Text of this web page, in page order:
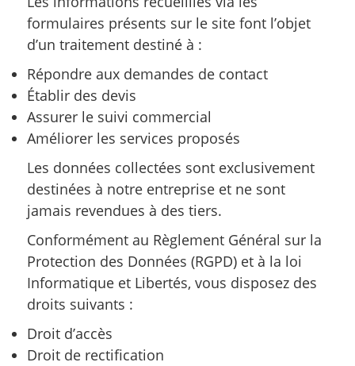
formulaires présents sur le site font l’objet
d’un traitement destiné à :
Répondre aux demandes de contact
Établir des devis
Assurer le suivi commercial
Améliorer les services proposés
Les données collectées sont exclusivement
destinées à notre entreprise et ne sont
jamais revendues à des tiers.
Conformément au Règlement Général sur la
Protection des Données (RGPD) et à la loi
Informatique et Libertés, vous disposez des
droits suivants :
Droit d’accès
Droit de rectification